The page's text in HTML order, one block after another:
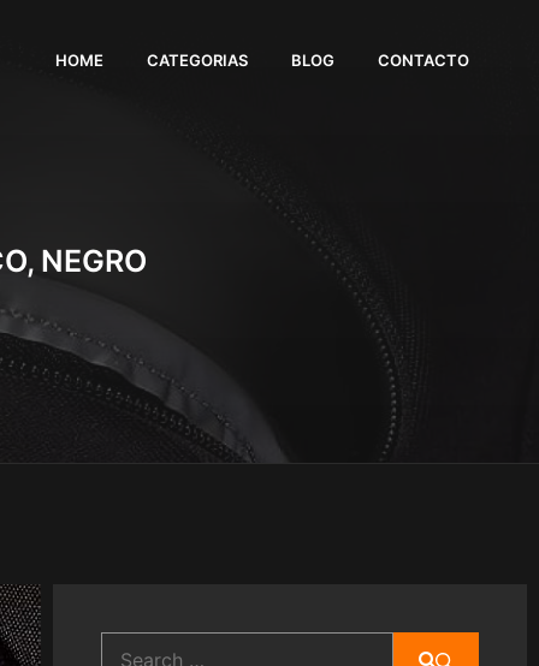
HOME CATEGORIAS BLOG CONTACTO
NEGRO